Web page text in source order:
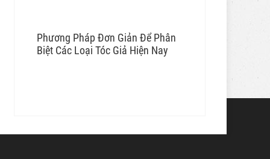
Phương Pháp Đơn Giản Để Phân
Biệt Các Loại Tóc Giả Hiện Nay